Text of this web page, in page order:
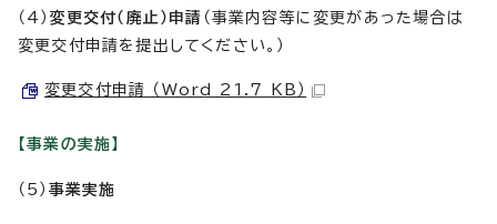
（4） 変更交付（廃止）申請 （事業内容等に変更があった場合は
変更交付申請を提出してください。）
変更交付申請 （Word 21.7 KB）
【事業の実施】
（5） 事業実施